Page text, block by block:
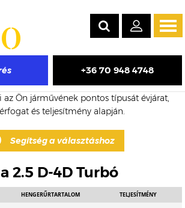
+36 70 948 4748
Dyna eladó turbó árak
az Ön járművének pontos típusát évjárat,
és teljesítmény alapján.
Segítség a választáshoz
2.5 D-4D Turbó
HENGERŰRTARTALOM TELJESÍTMÉNY